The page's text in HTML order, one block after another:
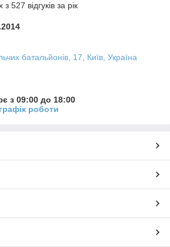
527 відгуків за рік
батальйонів, 17, Київ, Україна
з 09:00 до 18:00
роботи